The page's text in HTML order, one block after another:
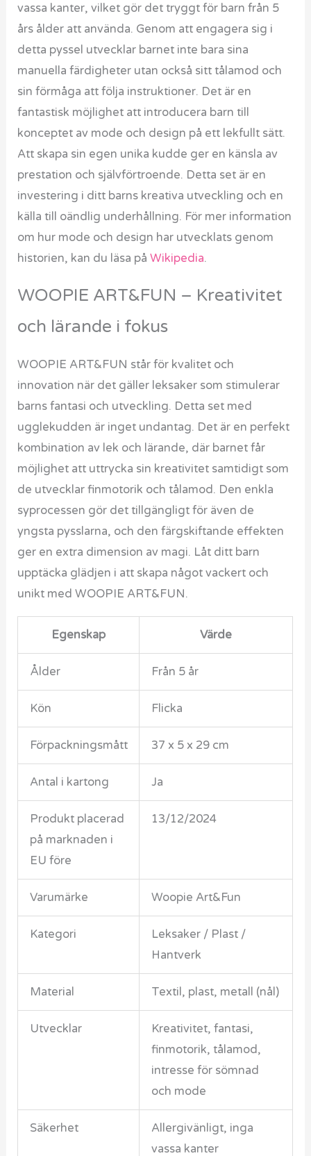
vassa kanter, vilket gör det tryggt för barn från 5
års ålder att använda. Genom att engagera sig i
detta pyssel utvecklar barnet inte bara sina
manuella färdigheter utan också sitt tålamod och
sin förmåga att följa instruktioner. Det är en
fantastisk möjlighet att introducera barn till
konceptet av mode och design på ett lekfullt sätt.
Att skapa sin egen unika kudde ger en känsla av
prestation och självförtroende. Detta set är en
investering i ditt barns kreativa utveckling och en
källa till oändlig underhållning. För mer information
om hur mode och design har utvecklats genom
historien, kan du läsa påWikipedia.
WOOPIE ART&FUN – Kreativitet
och lärande i fokus
WOOPIE ART&FUN står för kvalitet och
innovation när det gäller leksaker som stimulerar
barns fantasi och utveckling. Detta set med
ugglekudden är inget undantag. Det är en perfekt
kombination av lek och lärande, där barnet får
möjlighet att uttrycka sin kreativitet samtidigt som
de utvecklar finmotorik och tålamod. Den enkla
syprocessen gör det tillgängligt för även de
yngsta pysslarna, och den färgskiftande effekten
ger en extra dimension av magi. Låt ditt barn
upptäcka glädjen i att skapa något vackert och
unikt med WOOPIE ART&FUN.
Egenskap Värde
Ålder Från 5 år
Kön Flicka
Förpackningsmått 37 x 5 x 29 cm
Antal i kartong Ja
Produkt placerad
på marknaden i
EU före
13/12/2024
Varumärke Woopie Art&Fun
Kategori
Leksaker / Plast /
Hantverk
Material Textil, plast, metall (nål)
Utvecklar
Kreativitet, fantasi,
finmotorik, tålamod,
intresse för sömnad
och mode
Säkerhet
Allergivänligt, inga
vassa kanter